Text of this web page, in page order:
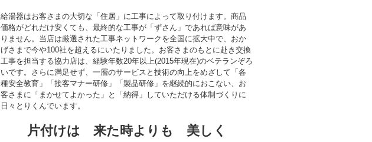
給湯器はお客さまの大切な「住居」に工事によって取り付けます。商品
価格がどれだけ安くても、最終的な工事が「ずさん」であれば意味があ
りません。当店は厳選された工事ネットワークを全国に拡大中で、おか
げさまで今や100社を超えるにいたりました。お客さまのもとに赴き交換
工事を担当する協力店は、経験年数20年以上(2015年現在)のベテランぞろ
いです。さらに満足せず、一層のサービスと技術の向上をめざして「各
種安全教育」「接客マナー研修」「製品研修」を継続的におこない、お
客さまに「まかせてよかった」と「納得」していただける体制づくりに
日々とりくんでいます。
片付けは 来た時よりも 美しく